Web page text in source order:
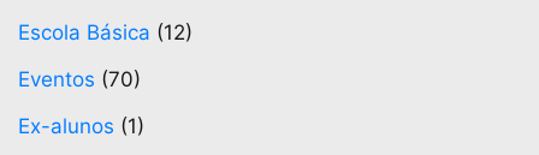
Escola Básica (12)
Eventos (70)
Ex-alunos (1)